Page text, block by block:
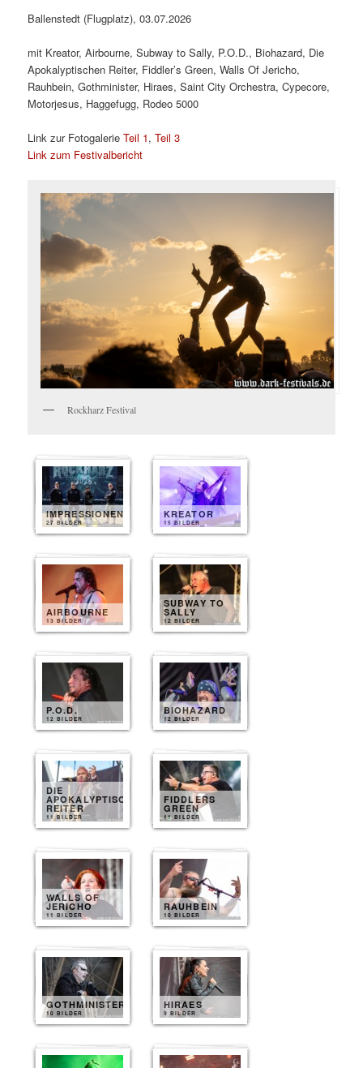
Ballenstedt (Flugplatz), 03.07.2026
mit Kreator, Airbourne, Subway to Sally, P.O.D., Biohazard, Die
Apokalyptischen Reiter, Fiddler’s Green, Walls Of Jericho,
Rauhbein, Gothminister, Hiraes, Saint City Orchestra, Cypecore,
Motorjesus, Haggefugg, Rodeo 5000
Link zur FotogalerieTeil 1,Teil 3
Link zum Festivalbericht
Rockharz Festival
IMPRESSIONEN
27 BILDER
KREATOR
15 BILDER
AIRBOURNE
13 BILDER
SUBWAY TO
SALLY
12 BILDER
P.O.D.
12 BILDER
BIOHAZARD
12 BILDER
DIE
APOKALYPTISCHEN
REITER
11 BILDER
FIDDLERS
GREEN
11 BILDER
WALLS OF
JERICHO
11 BILDER
RAUHBEIN
10 BILDER
GOTHMINISTER
10 BILDER
HIRAES
9 BILDER